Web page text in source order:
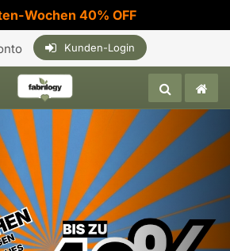
Wochen 40% OFF
Kunden-Login